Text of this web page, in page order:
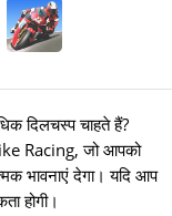
दिलचस्प चाहते हैं?
Racing, जो आपको
भावनाएं देगा। यदि आप
होगी।